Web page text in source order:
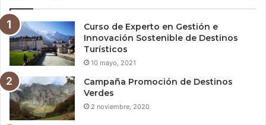
Curso de Experto en Gestión e
Innovación Sostenible de Destinos
Turísticos
10 mayo, 2021
Campaña Promoción de Destinos
Verdes
2 noviembre, 2020